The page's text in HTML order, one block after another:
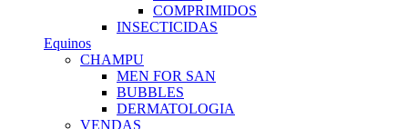
COMPRIMIDOS
INSECTICIDAS
Equinos
CHAMPU
MEN FOR SAN
BUBBLES
DERMATOLOGIA
VENDAS